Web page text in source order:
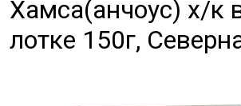
Хамса(анчоус) х/к
лотке 150г,